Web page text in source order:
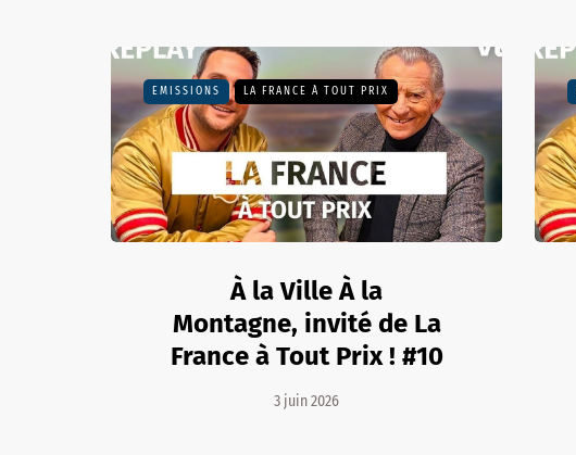
EMISSIONS LA FRANCE À TOUT PRIX
À la Ville À la
Montagne, invité de La
France à Tout Prix ! #10
3 juin 2026